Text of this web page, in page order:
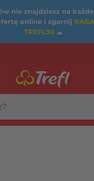
nie znajdziesz na
online i zgarnij
TREFL30 ☁